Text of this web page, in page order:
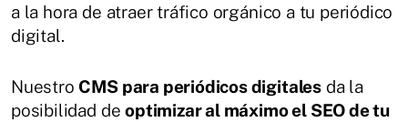
a la hora de atraer tráfico orgánico a tu periódico
digital.
Nuestro CMS para periódicos digitalesda la
posibilidad deoptimizar al máximo el SEO de tu